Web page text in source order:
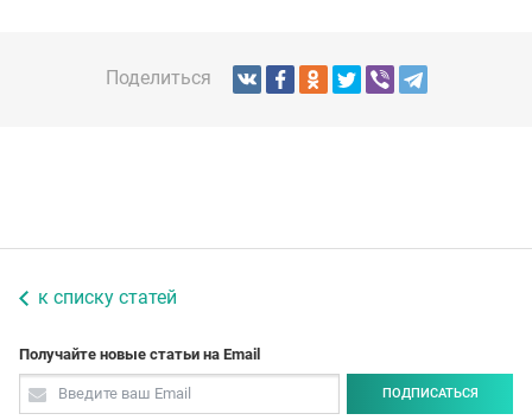
Поделиться
к списку статей
Получайте новые статьи на Email
ПОДПИСАТЬСЯ